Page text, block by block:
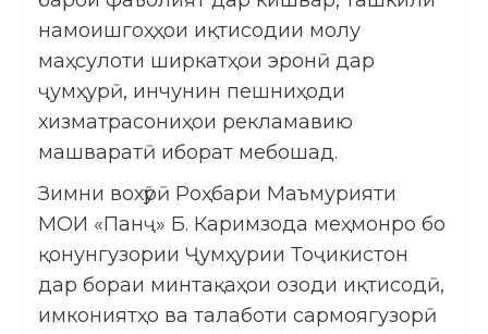
намоишгоҳҳои иқтисодии молу
маҳсулоти ширкатҳои эронӣ дар
ҷумҳурӣ, инчунин пешниҳоди
хизматрасониҳои рекламавию
машваратӣ иборат мебошад.
Зимни вохӯрӣ Роҳбари Маъмурияти
МОИ «Панҷ» Б. Каримзода меҳмонро бо
қонунгузории Ҷумҳурии Тоҷикистон
дар бораи минтақаҳои озоди иқтисодӣ,
имкониятҳо ва талаботи сармоягузорӣ